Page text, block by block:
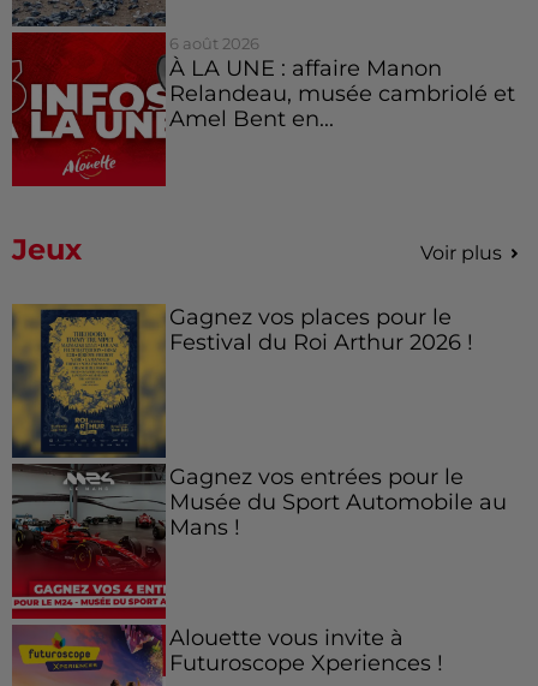
6 août 2026
À LA UNE : affaire Manon
Relandeau, musée cambriolé et
Amel Bent en...
Jeux Voir plus
Gagnez vos places pour le
Festival du Roi Arthur 2026 !
Gagnez vos entrées pour le
Musée du Sport Automobile au
Mans !
Alouette vous invite à
Futuroscope Xperiences !